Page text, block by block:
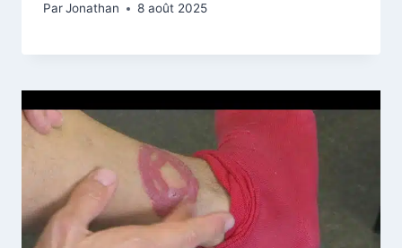
ParJonathan 8 août 2025